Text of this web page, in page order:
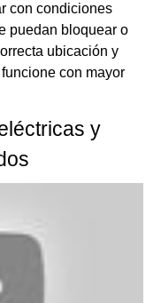
con condiciones
puedan bloquear o
ubicación y
con mayor
y